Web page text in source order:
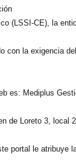
(LSSI-CE), la
con la exigencia
es: Mediplus
de Loreto 3, local
portal le atribuye